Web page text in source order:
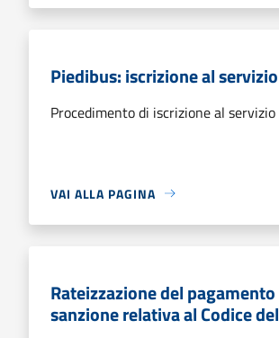
Piedibus: iscrizione al servizio
Procedimento di iscrizione al servizio
VAI ALLA PAGINA
Rateizzazione del
sanzione relativa al Codice